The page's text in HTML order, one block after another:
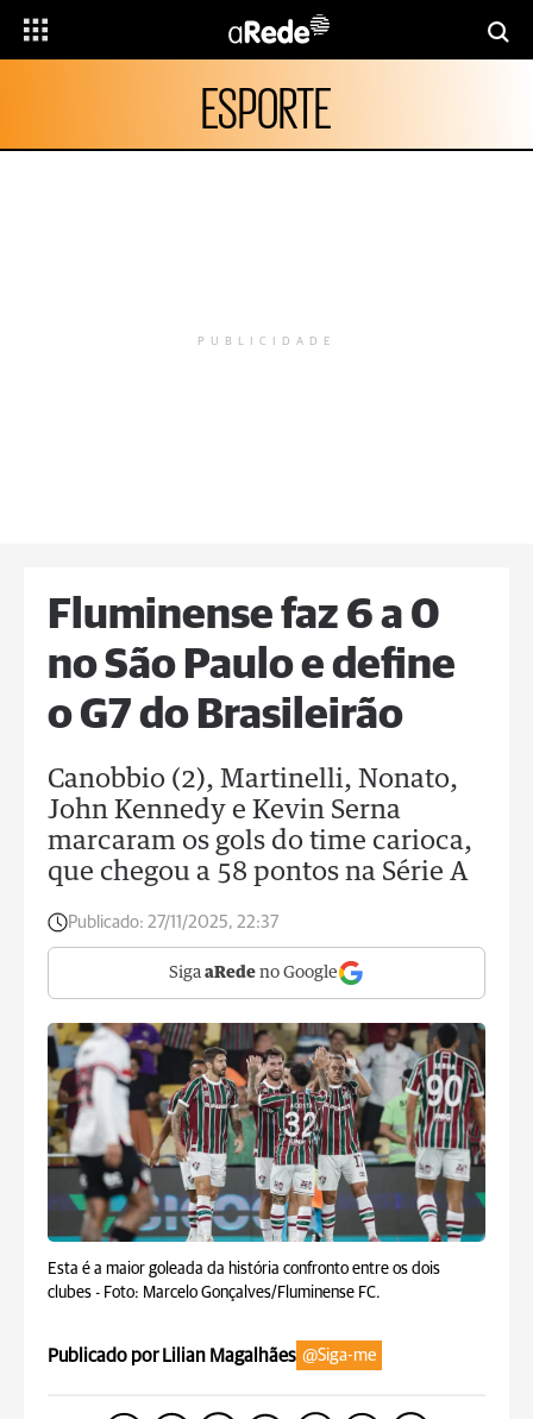
ESPORTE
PUBLICIDADE
Fluminense faz 6 a 0
no São Paulo e define
o G7 do Brasileirão
Canobbio (2), Martinelli, Nonato,
John Kennedy e Kevin Serna
marcaram os gols do time carioca,
que chegou a 58 pontos na Série A
Publicado: 27/11/2025, 22:37
Siga aRede no Google
Esta é a maior goleada da história confronto entre os dois
clubes - Foto: Marcelo Gonçalves/Fluminense FC.
Publicado por Lilian Magalhães @Siga-me